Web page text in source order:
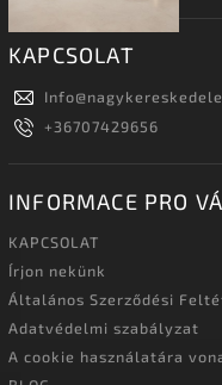
KAPCSOLAT
Info@
+36707429656
INFORMACE PRO
KAPCSOLAT
Írjon nekünk
Általános Szerződési
Adatvédelmi szabályzat
A cookie használatára